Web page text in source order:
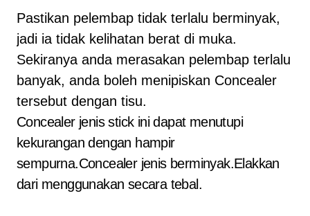
Pastikan pelembap tidak terlalu berminyak,
jadi ia tidak kelihatan berat di muka.
Sekiranya anda merasakan pelembap terlalu
banyak, anda boleh menipiskan Concealer
tersebut dengan tisu.
Concealer jenis stick ini dapat menutupi
kekurangan dengan hampir
sempurna.Concealer jenis berminyak.Elakkan
dari menggunakan secara tebal.